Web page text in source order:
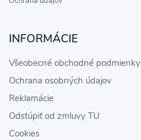
INFORMÁCIE
Všeobecné obchodné podmienky
Ochrana osobných údajov
Reklamácie
Odstúpiť od zmluvy TU
Cookies